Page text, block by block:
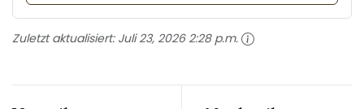
Zuletzt aktualisiert: Juli 23, 2026 2:28 p.m.